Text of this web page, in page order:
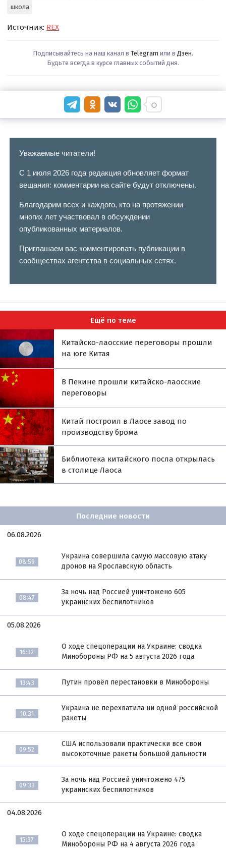
школа
Источник: REX
Подписывайтесь на наш канал в Telegram или в Дзен.
Будьте всегда в курсе главных событий дня.
Уважаемые читатели!
С 1 июля 2026 года редакция обновляет формат
вещания: комментарии на сайте будут отключены.
Благодарим всех и каждого, кто на протяжении
многих лет участвовал в обсуждении
опубликованных материалов.
Приглашаем вас комментировать публикации в
сообществах агентства в социальных сетях.
Ещё по теме
Китайско-лаосские переговоры прошли
на юге Китая
В Пекине прошли китайско-лаосские
переговоры
Китай построил в Лаосе завод по
производству брома
Библиотека китайского посла открылась
в столице Лаоса
Последние новости
06.08.2026
08:59
Украина совершила самую массовую атаку
дронов на Ярославскую область
08:47
За ночь над Россией уничтожено 605
украинских беспилотников
05.08.2026
16:32
О ходе спецоперации на Украине: сводка
Минобороны РФ на 5 августа 2026 года
13:43 Путин провёл перестановки в Минобороны
10:31
Украина не перехватила ни одной российской
ракеты
09:52
США использовали практически все свои
высокоточные ракеты большой дальности
09:33
За ночь над Россией уничтожено 475
украинских беспилотников
04.08.2026
15:37
О ходе спецоперации на Украине: сводка
Минобороны РФ на 4 августа 2026 года